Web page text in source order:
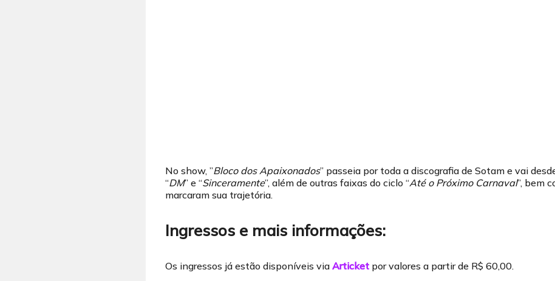
No show, ”Bloco dos Apaixonados” passeia por toda a discografia de Sotam e vai
“DM” e “Sinceramente”, além de outras faixas do ciclo “Até o Próximo Carnaval”, bem
marcaram sua trajetória.
Ingressos e mais informações:
Os ingressos já estão disponíveis via Articket por valores a partir de R$ 60,00.